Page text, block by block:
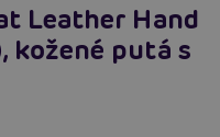
Leather Hand
kožené putá s